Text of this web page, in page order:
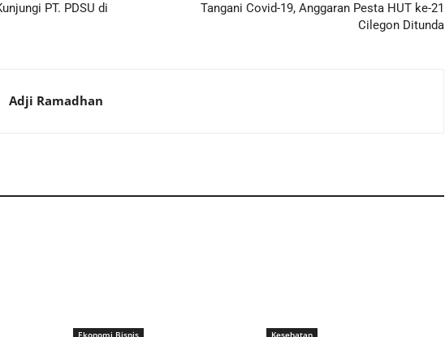
PT. PDSU di
Tangani Covid-19, Anggaran Pesta HUT ke-21
Cilegon Ditunda
Adji Ramadhan